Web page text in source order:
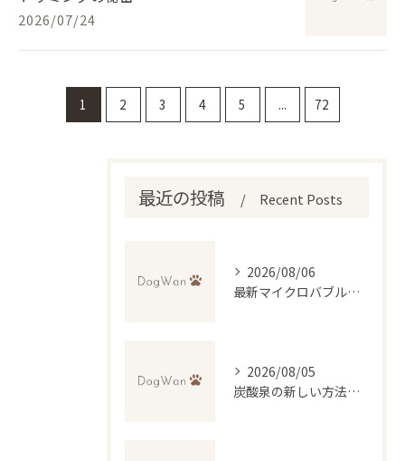
2026/07/24
1 2 3 4 5 ... 72
最近の投稿 Recent Posts
2026/08/06
最新マイクロバブル技術で理想のふわふわ仕上げを実現するトリミング法
2026/08/05
炭酸泉の新しい方法で自宅再現と効果・デメリットを徹底比較